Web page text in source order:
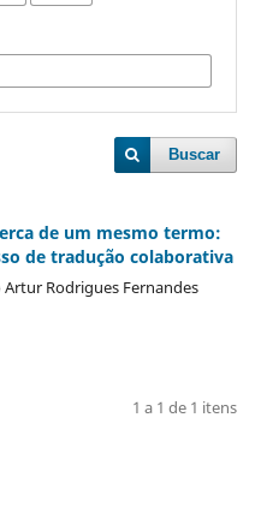
Buscar
de um mesmo termo:
de tradução colaborativa
Artur Rodrigues Fernandes
1 a 1 de 1 itens